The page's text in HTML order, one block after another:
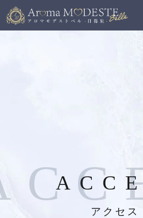
CC
アクセス